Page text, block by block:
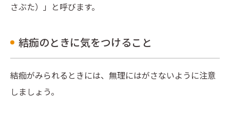
さぶた）」と呼びます。
結痂のときに気をつけること
結痂がみられるときには、無理にはがさないように注意
しましょう。